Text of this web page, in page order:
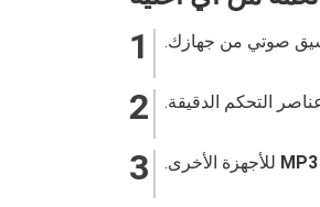
التحكم الدقيقة.
MP3 للأجهزة الأخرى.